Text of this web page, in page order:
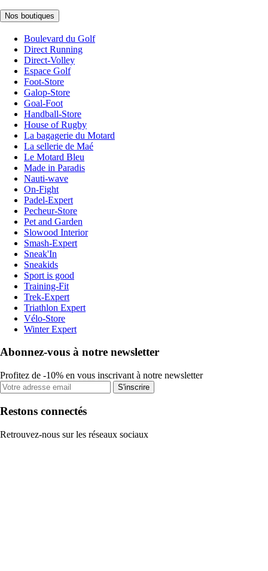
Nos boutiques
Boulevard du Golf
Direct Running
Direct-Volley
Espace Golf
Foot-Store
Galop-Store
Goal-Foot
Handball-Store
House of Rugby
La bagagerie du Motard
La sellerie de Maé
Le Motard Bleu
Made in Paradis
Nauti-wave
On-Fight
Padel-Expert
Pecheur-Store
Pet and Garden
Slowood Interior
Smash-Expert
Sneak'In
Sneakids
Sport is good
Training-Fit
Trek-Expert
Triathlon Expert
Vélo-Store
Winter Expert
Abonnez-vous à notre newsletter
Profitez de -10% en vous inscrivant à notre newsletter
S'inscrire
Restons connectés
Retrouvez-nous sur les réseaux sociaux